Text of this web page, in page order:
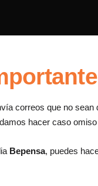
correos que no
hacer caso
Bepensa, puedes